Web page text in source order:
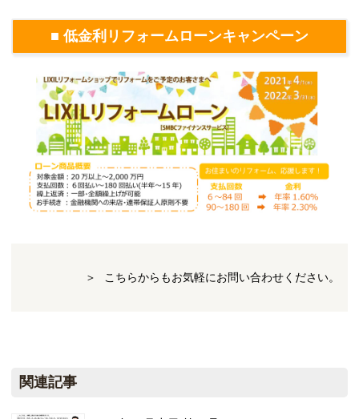
■ 低金利リフォームローンキャンペーン
こちらからもお気軽にお問い合わせください。
関連記事